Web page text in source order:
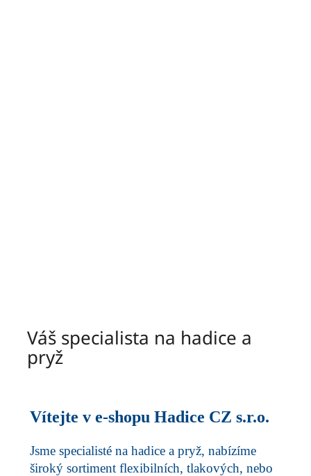
Váš specialista na hadice a
pryž
Vítejte v e-shopu Hadice CZ s.r.o.
Jsme specialisté na hadice a pryž, nabízíme
široký sortiment flexibilních, tlakových, nebo